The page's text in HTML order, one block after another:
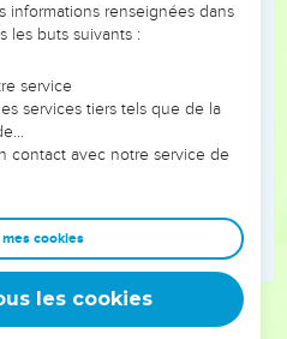
qu'il ne voie pas de ses
ne comprenne pas de
? » Et il a répondu :
ait privé les villes d'habitants
et que le territoire soit
éloigné les êtres humains et
soit abandonnée.
des habitants, à leur tour ils
tout comme le
informations renseignées dans
les buts suivants :
service
services tiers tels que de la
contact avec notre service de
cookies
les cookies